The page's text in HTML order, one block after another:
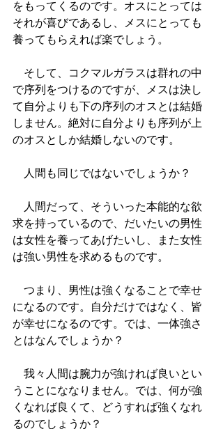
をもってくるのです。オスにとっては
それが喜びであるし、メスにとっても
養ってもらえれば楽でしょう。
そして、コクマルガラスは群れの中
で序列をつけるのですが、メスは決し
て自分よりも下の序列のオスとは結婚
しません。絶対に自分よりも序列が上
のオスとしか結婚しないのです。
人間も同じではないでしょうか？
人間だって、そういった本能的な欲
求を持っているので、だいたいの男性
は女性を養ってあげたいし、また女性
は強い男性を求めるものです。
つまり、男性は強くなることで幸せ
になるのです。自分だけではなく、皆
が幸せになるのです。では、一体強さ
とはなんでしょうか？
我々人間は腕力が強ければ良いとい
うことにななりません。では、何が強
くなれば良くて、どうすれば強くなれ
るのでしょうか？